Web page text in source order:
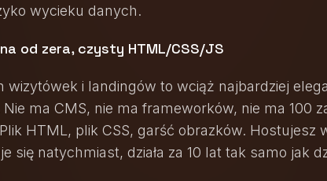
wycieku danych.
od zera, czysty HTML/CSS/JS
wizytówek i landingów to wciąż najbardziej
Nie ma CMS, nie ma frameworków, nie ma 100
HTML, plik CSS, garść obrazków. Hostujesz
się natychmiast, działa za 10 lat tak samo jak